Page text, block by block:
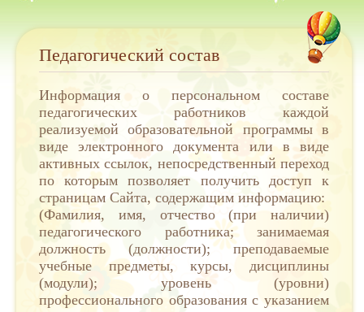
Педагогический состав
Информация о персональном составе
педагогических работников каждой
реализуемой образовательной программы в
виде электронного документа или в виде
активных ссылок, непосредственный переход
по которым позволяет получить доступ к
страницам Сайта, содержащим информацию:
(Фамилия, имя, отчество (при наличии)
педагогического работника; занимаемая
должность (должности); преподаваемые
учебные предметы, курсы, дисциплины
(модули); уровень (уровни)
профессионального образования с указанием